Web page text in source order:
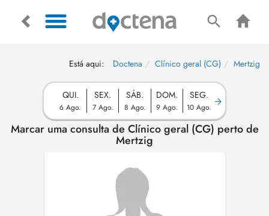
Está aqui: Doctena Clínico geral (CG) Mertzig
QUI.
6 Ago.
SEX.
7 Ago.
SÁB.
8 Ago.
DOM.
9 Ago.
SEG.
10 Ago.
Marcar uma consulta de Clínico geral (CG) perto de
Mertzig